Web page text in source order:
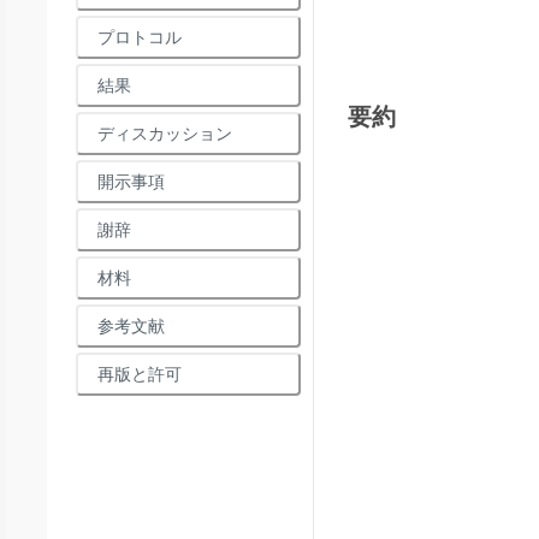
プロトコル
結果
ディスカッション
開示事項
謝辞
材料
参考文献
再版と許可
要約